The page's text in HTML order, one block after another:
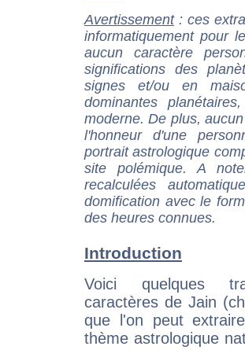
Avertissement: ces
informatiquement pour
aucun caractère
significations des
signes et/ou en
dominantes
moderne. De plus,
l'honneur d'une
portrait astrologique
site polémique. A
recalculées
domification avec le
des heures connues.
Introduction
Voici quelques
caractères de Jain
que l'on peut
thème astrologique